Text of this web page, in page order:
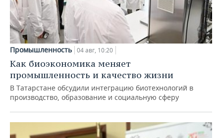
Промышленность 04 авг, 10:20
Как биоэкономика меняет
промышленность и качество жизни
В Татарстане обсудили интеграцию биотехнологий в
производство, образование и социальную сферу